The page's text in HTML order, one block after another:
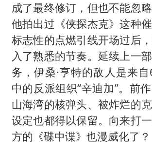
成了最终修订，但也不能忽
他拍出过《侠探杰克》这种
标志性的点燃引线开场过后
入了熟悉的节奏。延续上一
务，伊桑·亨特的敌人是来
中的反派组织“辛迪加”。前
山海湾的核弹头、被炸烂的
设定也都得以保留。向来打
方的《碟中谍》也漫威化了？